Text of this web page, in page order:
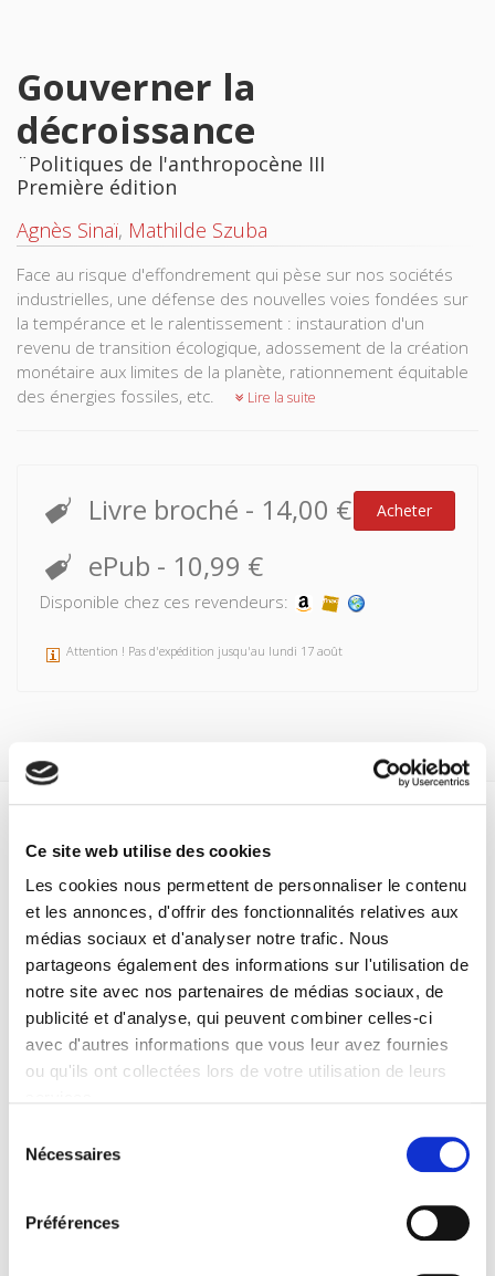
Ce site web utilise des cookies
Les cookies nous permettent de personnaliser le contenu
et les annonces, d'offrir des fonctionnalités relatives aux
médias sociaux et d'analyser notre trafic. Nous
partageons également des informations sur l'utilisation de
notre site avec nos partenaires de médias sociaux, de
publicité et d'analyse, qui peuvent combiner celles-ci
avec d'autres informations que vous leur avez fournies
ou qu'ils ont collectées lors de votre utilisation de leurs
Nécessaires
Préférences
Gouverner la
décroissance
¨Politiques de l'anthropocène III
Première édition
Agnès Sinaï, Mathilde Szuba
Face au risque d'effondrement qui pèse sur nos sociétés
industrielles, une défense des nouvelles voies fondées sur
la tempérance et le ralentissement : instauration d'un
revenu de transition écologique, adossement de la création
monétaire aux limites de la planète, rationnement équitable
des énergies fossiles, etc.
Lire la suite
Livre broché - 14,00 € Acheter
ePub - 10,99 €
Disponible chez ces revendeurs:
Attention ! Pas d'expédition jusqu'au lundi 17 août
Formats
Sommaire
Spécifications
Éditeur
Agnès Sinaï,Mathilde Szuba
Christian Arnsperger
Julie
Celnik,Yves Cochet
Benoît Thévard